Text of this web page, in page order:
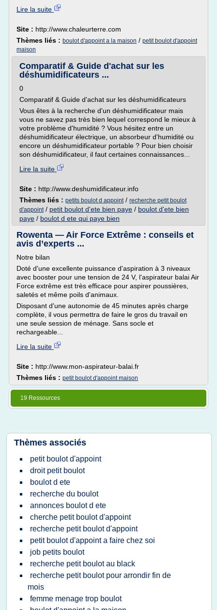
Lire la suite
Site : http://www.chaleurterre.com
Thèmes liés : boulot d'appoint a la maison / petit boulot d'appoint
maison
Comparatif & Guide d'achat sur les
déshumidificateurs ...
0
Comparatif & Guide d'achat sur les déshumidificateurs
Vous êtes à la recherche d'un déshumidificateur mais
vous ne savez pas très bien lequel correspond le mieux à
votre problème d'humidité ? Vous hésitez entre un
déshumidificateur électrique, un absorbeur d'humidité ou
encore un déshumidificateur portable ? Pour bien choisir
son déshumidificateur, il faut certaines connaissances...
Lire la suite
Site : http://www.deshumidificateur.info
Thèmes liés : petits boulot d appoint/ recherche petit boulot
d'appoint/ petit boulot d'ete bien paye / boulot d'ete bien
paye / boulot d ete qui paye bien
Rowenta — Air Force Extrême : conseils et
avis d’experts ...
Notre bilan
Doté d'une excellente puissance d'aspiration à 3 niveaux
avec booster pour une tension de 24 V, l'aspirateur balai Air
Force extrême est très efficace pour aspirer poussières,
saletés et même poils d'animaux.
Disposant d'une autonomie de 45 minutes après charge
complète, il vous permettra de faire le gros du travail en
une seule session de ménage. Sans socle et
rechargeable...
Lire la suite
Site : http://www.mon-aspirateur-balai.fr
Thèmes liés : petit boulot d'appoint maison
19 Ressources
Thèmes associés
petit boulot d'appoint
droit petit boulot
boulot d ete
recherche du boulot
annonces boulot d ete
cherche petit boulot d'appoint
recherche petit boulot d'appoint
petit boulot d'appoint a faire chez soi
job petits boulot
recherche petit boulot au black
recherche petit boulot pour arrondir fin de
mois
femme menage trop boulot